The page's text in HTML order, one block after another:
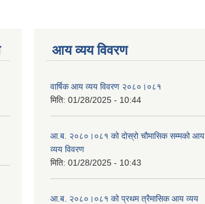
आय व्यय विवरण
वार्षिक आय व्यय विवरण २०८०।०८१
मिति: 01/28/2025 - 10:44
आ.ब. २०८०।०८१ को दोस्रो चौमासिक सम्मको आय
व्यय विवरण
मिति: 01/28/2025 - 10:43
आ.ब. २०८०।०८१ को प्रथम त्रैमासिक आय व्यय